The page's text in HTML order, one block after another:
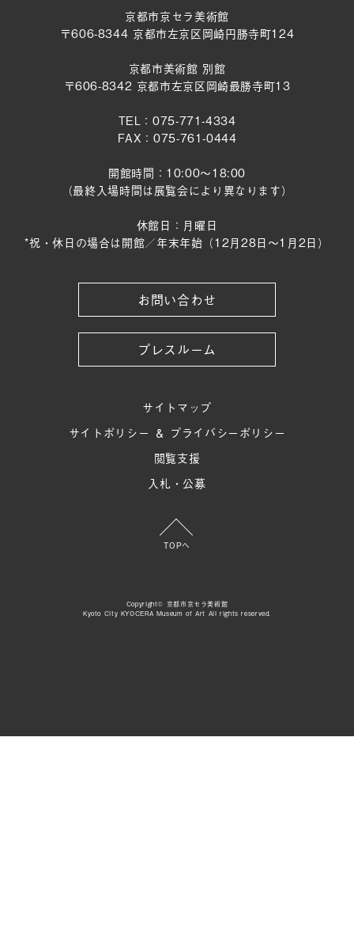
京都市京セラ美術館
〒606-8344 京都市左京区岡崎円勝寺町124
京都市美術館 別館
〒606-8342 京都市左京区岡崎最勝寺町13
TEL：075-771-4334
FAX：075-761-0444
開館時間：10:00～18:00
（最終入場時間は展覧会により異なります）
休館日：月曜日
*祝・休日の場合は開館／年末年始（12月28日〜1月2日）
お問い合わせ
プレスルーム
サイトマップ
サイトポリシー ＆ プライバシーポリシー
閲覧支援
入札・公募
TOPへ
Copyright© 京都市京セラ美術館
Kyoto City KYOCERA Museum of Art All rights reserved.